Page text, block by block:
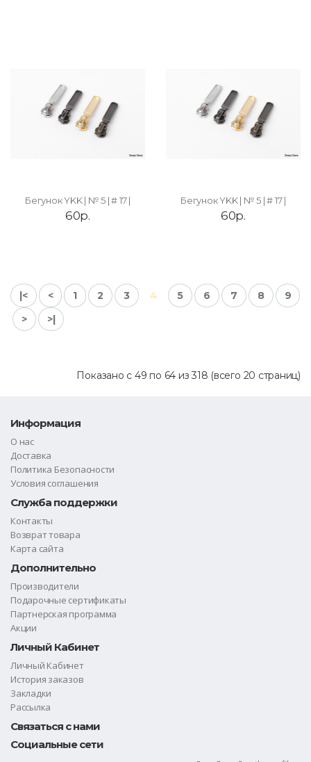
Бегунок YKK | № 5 | # 17 |
60р.
Бегунок YKK | № 5 | # 17 |
60р.
|< < 1 2 3 4 5 6 7 8
9
>
>|
Показано с 49 по 64 из 318 (всего 20 страниц)
Информация
О нас
Доставка
Политика Безопасности
Условия соглашения
Служба поддержки
Контакты
Возврат товара
Карта сайта
Дополнительно
Производители
Подарочные сертификаты
Партнерская программа
Акции
Личный Кабинет
Личный Кабинет
История заказов
Закладки
Рассылка
Связаться с нами
Социальные сети